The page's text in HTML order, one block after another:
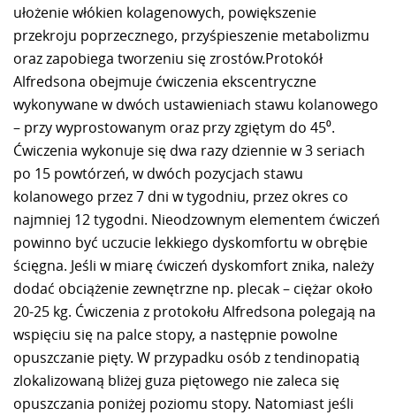
ułożenie włókien kolagenowych, powiększenie
przekroju poprzecznego, przyśpieszenie metabolizmu
oraz zapobiega tworzeniu się zrostów.Protokół
Alfredsona obejmuje ćwiczenia ekscentryczne
wykonywane w dwóch ustawieniach stawu kolanowego
– przy wyprostowanym oraz przy zgiętym do 45⁰.
Ćwiczenia wykonuje się dwa razy dziennie w 3 seriach
po 15 powtórzeń, w dwóch pozycjach stawu
kolanowego przez 7 dni w tygodniu, przez okres co
najmniej 12 tygodni. Nieodzownym elementem ćwiczeń
powinno być uczucie lekkiego dyskomfortu w obrębie
ścięgna. Jeśli w miarę ćwiczeń dyskomfort znika, należy
dodać obciążenie zewnętrzne np. plecak – ciężar około
20-25 kg. Ćwiczenia z protokołu Alfredsona polegają na
wspięciu się na palce stopy, a następnie powolne
opuszczanie pięty. W przypadku osób z tendinopatią
zlokalizowaną bliżej guza piętowego nie zaleca się
opuszczania poniżej poziomu stopy. Natomiast jeśli